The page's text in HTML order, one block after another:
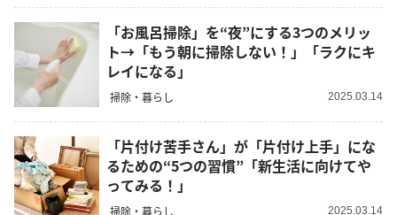
「お風呂掃除」を“夜”にする3つのメリッ
ト→「もう朝に掃除しない！」「ラクにキ
レイになる」
掃除・暮らし 2025.03.14
「片付け苦手さん」が「片付け上手」にな
るための“5つの習慣”「新生活に向けてや
ってみる！」
掃除・暮らし 2025.03.14